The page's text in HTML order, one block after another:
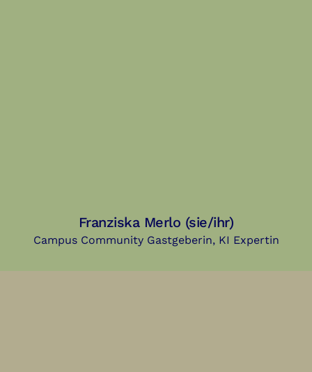
Franziska Merlo (sie/ihr)
Campus Community Gastgeberin, KI Expertin